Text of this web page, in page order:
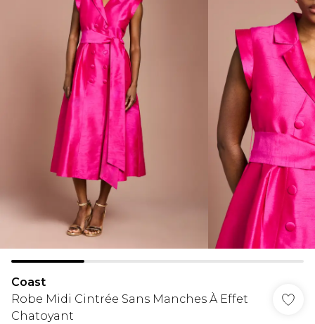
Coast
Robe Midi Cintrée Sans Manches À Effet
Chatoyant